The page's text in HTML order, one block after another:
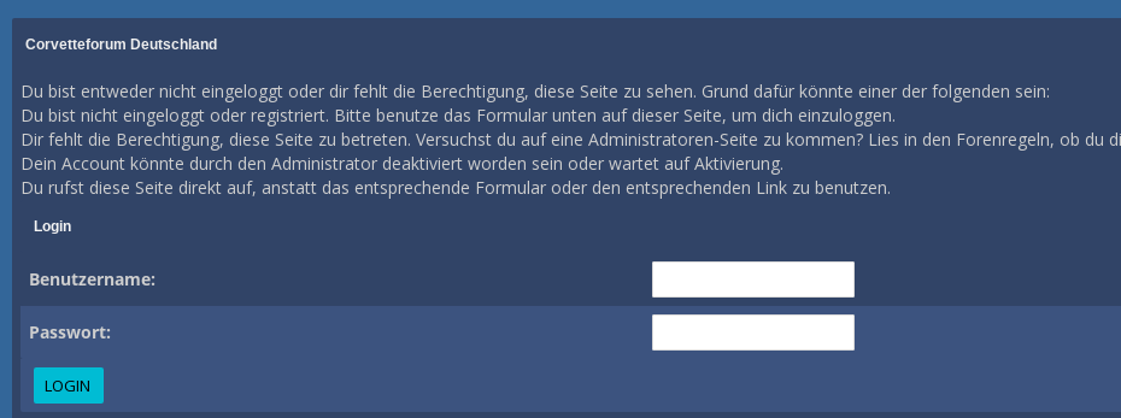
Corvetteforum Deutschland
Du bist entweder nicht eingeloggt oder dir fehlt die Berechtigung, diese Seite zu sehen. Grund dafür könnte einer der folgenden sein:
Du bist nicht eingeloggt oder registriert. Bitte benutze das Formular unten auf dieser Seite, um dich einzuloggen.
Dir fehlt die Berechtigung, diese Seite zu betreten. Versuchst du auf eine Administratoren-Seite zu kommen? Lies in den Forenregeln, ob du
Dein Account könnte durch den Administrator deaktiviert worden sein oder wartet auf Aktivierung.
Du rufst diese Seite direkt auf, anstatt das entsprechende Formular oder den entsprechenden Link zu benutzen.
Login
Benutzername:
Passwort: